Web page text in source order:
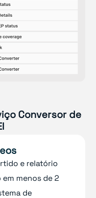
Conversor de
e relatório
menos de 2
de